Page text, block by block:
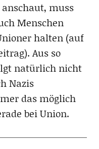
muss
Menschen
halten (auf
Aus so
natürlich nicht
Nazis
das möglich
bei Union.